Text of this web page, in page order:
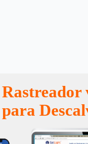
Rastreador
para